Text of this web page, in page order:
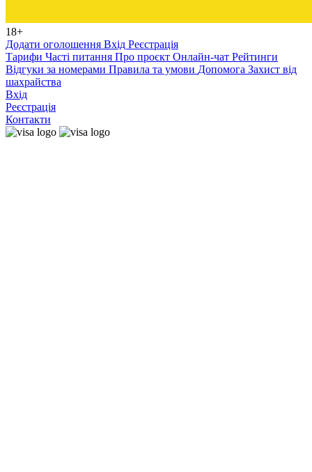
18+
Додати оголошення Вхід Реєстрація
Тарифи Часті питання Про проєкт Онлайн-чат Рейтинги
Відгуки за номерами Правила та умови Допомога Захист від
шахрайства
Вхід
Реєстрація
Контакти